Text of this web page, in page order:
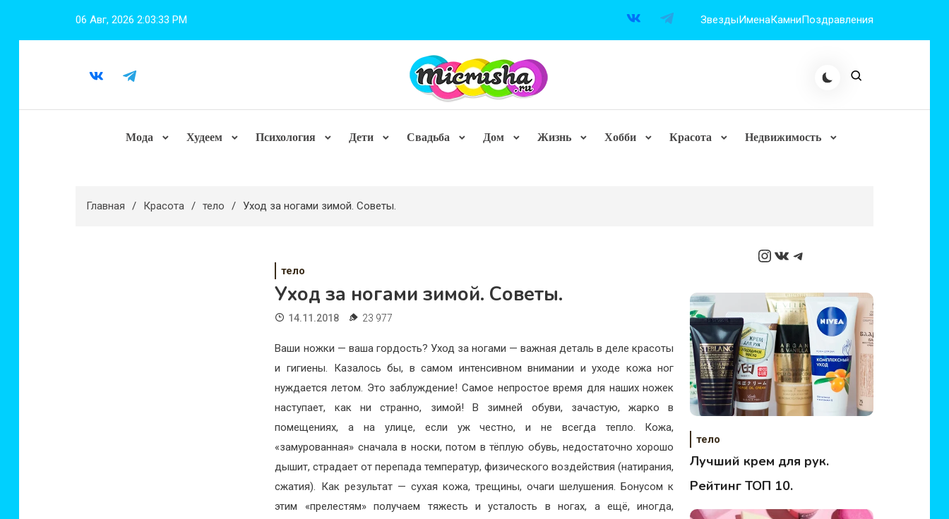
06 Авг, 2026 2:03:35 PM ЗвездыИменаКамниПоздравления
Мода Худеем Психология Дети Свадьба Дом Жизнь Хобби Красота Недвижимость
Главная Красота тело Уход за ногами зимой. Советы.
тело
Уход за ногами зимой. Советы.
14.11.2018 23 977
Ваши ножки — ваша гордость? Уход за ногами — важная деталь в деле красоты
и гигиены. Казалось бы, в самом интенсивном внимании и уходе кожа ног
нуждается летом. Это заблуждение! Самое непростое время для наших ножек
наступает, как ни странно, зимой! В зимней обуви, зачастую, жарко в
помещениях, а на улице, если уж честно, и не всегда тепло. Кожа,
«замурованная» сначала в носки, потом в тёплую обувь, недостаточно хорошо
дышит, страдает от перепада температур, физического воздействия (натирания,
сжатия). Как результат — сухая кожа, трещины, очаги шелушения. Бонусом к
этим «прелестям» получаем тяжесть и усталость в ногах, а ещё, иногда,
Instagram
ВКонтакте
Telegram
тело
Лучший крем для рук.
Рейтинг ТОП 10.